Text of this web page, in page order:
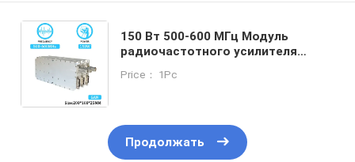
150 Вт 500-600 МГц Модуль
радиочастотного усилителя
заказ, для подавления помех, PA
изоляционной защитой
Price： 1Pc
Продолжать